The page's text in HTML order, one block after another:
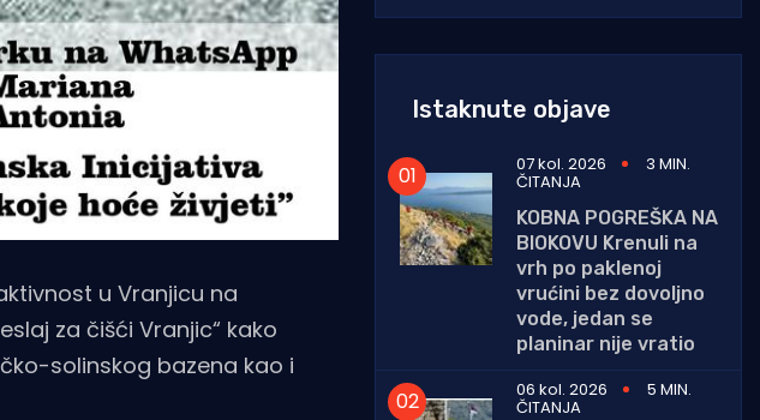
u Vranjicu na
za čišći Vranjic“ kako
solinskog bazena kao i
Istaknute objave
07 kol. 2026 3 MIN.
ČITANJA
KOBNA POGREŠKA NA
BIOKOVU Krenuli na
vrh po paklenoj
vrućini bez dovoljno
vode, jedan se
planinar nije vratio
06 kol. 2026
5 MIN.
ČITANJA